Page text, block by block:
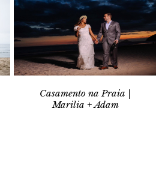
Casamento na Praia |
Marilia + Adam